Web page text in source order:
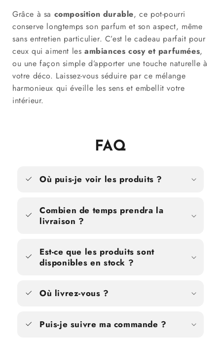
Grâce à sa composition durable, ce pot-pourri
conserve longtemps son parfum et son aspect, même
sans entretien particulier. C’est le cadeau parfait pour
ceux qui aiment les ambiances cosy et parfumées,
ou une façon simple d’apporter une touche naturelle à
votre déco. Laissez-vous séduire par ce mélange
harmonieux qui éveille les sens et embellit votre
intérieur.
FAQ
Où puis-je voir les produits ?
Combien de temps prendra la
livraison ?
Est-ce que les produits sont
disponibles en stock ?
Où livrez-vous ?
Puis-je suivre ma commande ?